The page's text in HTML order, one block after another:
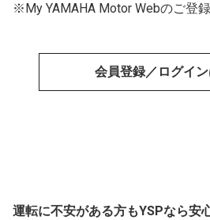
※My YAMAHA Motor Webのご登録
会員登録／ログイ
運転に不安がある方もYSPなら安